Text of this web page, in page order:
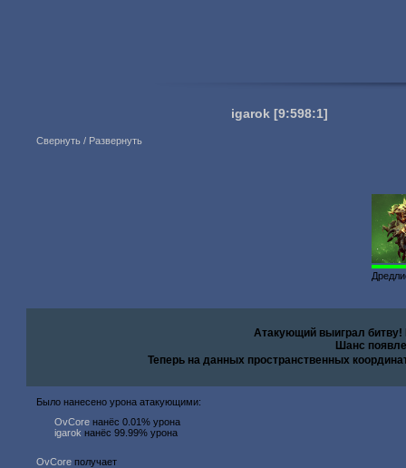
igarok [9:598:1]
Свернуть / Развернуть
Атакующий выиграл
Шанс
Теперь на данных пространственных
Было нанесено урона атакующими:
OvCore нанёс 0.01% урона
igarok нанёс 99.99% урона
OvCore получает